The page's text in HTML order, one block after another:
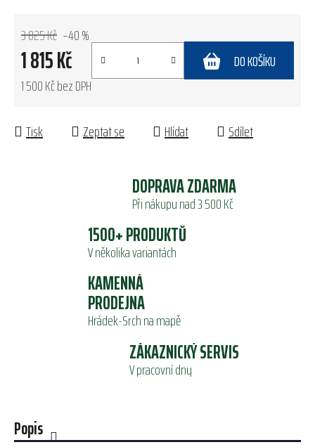
3 025 Kč –40 %
1 815 Kč
1 500 Kč bez DPH
DO KOŠÍKU
Tisk Zeptat se Hlídat Sdílet
DOPRAVA ZDARMA
Při nákupu nad 3 500 Kč
1500+ PRODUKTŮ
V několika variantách
KAMENNÁ
PRODEJNA
Hrádek-Srch na mapě
ZÁKAZNICKÝ SERVIS
V pracovní dny
Popis